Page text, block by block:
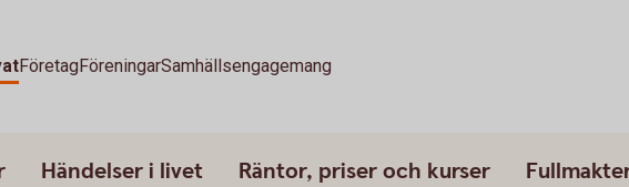
FöretagFöreningarSamhällsengagemang
Händelser i livet Räntor, priser och kurser